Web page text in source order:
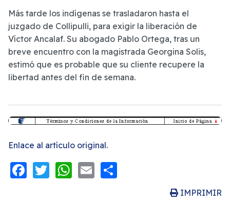
Más tarde los indígenas se trasladaron hasta el
juzgado de Collipulli, para exigir la liberación de
Víctor Ancalaf. Su abogado Pablo Ortega, tras un
breve encuentro con la magistrada Georgina Solis,
estimó que es probable que su cliente recupere la
libertad antes del fin de semana.
Enlace al artículo original.
Facebook
Twitter
WhatsApp
Email
IMPRIMIR